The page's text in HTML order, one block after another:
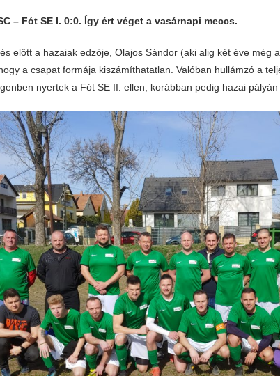
– Fót SE I. 0:0. Így ért véget a vasárnapi meccs.
előtt a hazaiak edzője, Olajos Sándor (aki alig két éve még
a csapat formája kiszámíthatatlan. Valóban hullámzó a
nyertek a Fót SE II. ellen, korábban pedig hazai